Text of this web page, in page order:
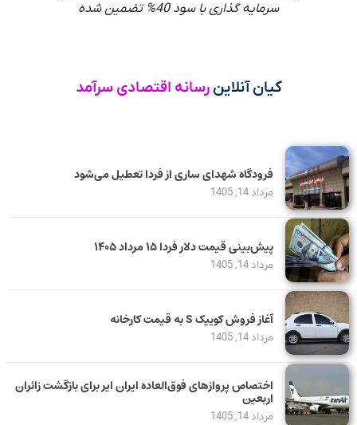
سرمایه گذاری با سود 40% تضمین شده
کیان آنلاین رسانه اقتصادی سرآمد
فرودگاه شهدای ساری از فردا تعطیل می‌شود
مرداد 14, 1405
پیش‌بینی قیمت دلار فردا ۱۵ مرداد ۱۴۰۵
مرداد 14, 1405
آغاز فروش کوییک S به قیمت کارخانه
مرداد 14, 1405
اختصاص پروازهای فوق‌العاده ایران ایر برای بازگشت زائران
اربعین
مرداد 14, 1405